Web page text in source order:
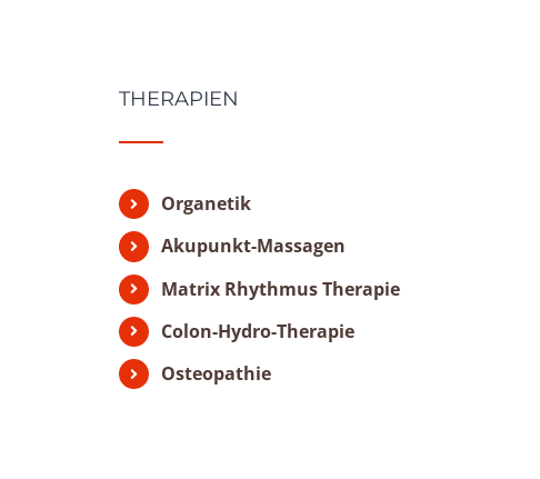
THERAPIEN
Organetik
Akupunkt-Massagen
Matrix Rhythmus Therapie
Colon-Hydro-Therapie
Osteopathie